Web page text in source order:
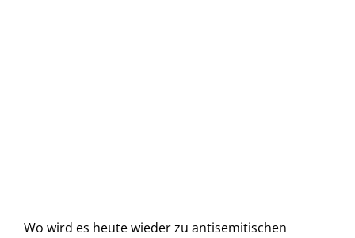
Wo wird es heute wieder zu antisemitischen